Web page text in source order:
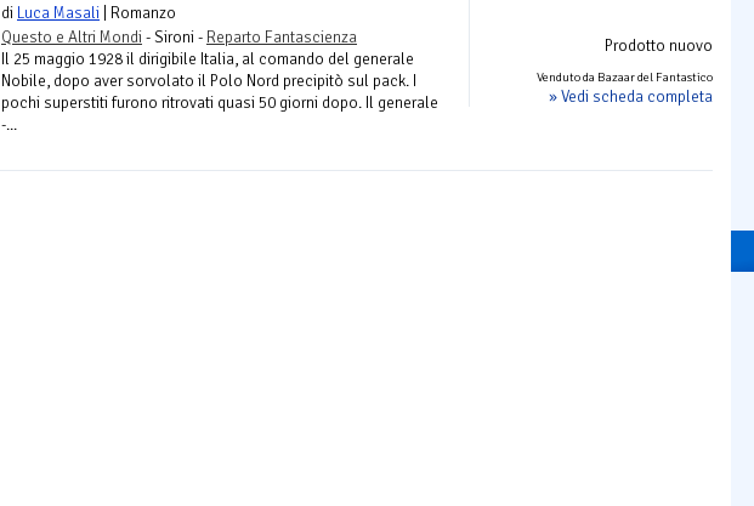
Prodotto nuovo
Venduto da Bazaar del Fantastico
» Vedi scheda completa
di Luca Masali | Romanzo
Questo e Altri Mondi - Sironi - Reparto Fantascienza
Il 25 maggio 1928 il dirigibile Italia, al comando del generale
Nobile, dopo aver sorvolato il Polo Nord precipitò sul pack. I
pochi superstiti furono ritrovati quasi 50 giorni dopo. Il generale
-...